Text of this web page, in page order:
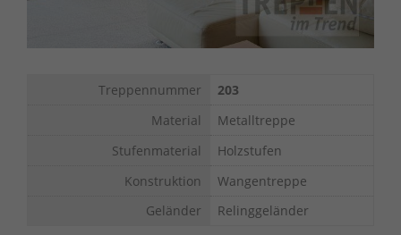
Treppennummer
203
Material
Metalltreppe
Stufenmaterial
Holzstufen
Konstruktion
Wangentreppe
Geländer
Relinggeländer